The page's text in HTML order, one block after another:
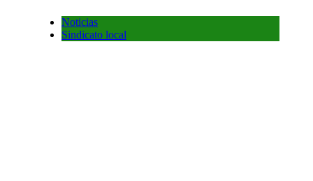
Noticias
Sindicato local